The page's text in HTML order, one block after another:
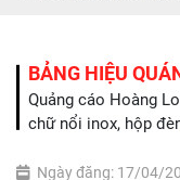
BẢNG HIỆU
Quảng cáo Hoàng
chữ nổi inox, hộp
Ngày đăng: 17/04/